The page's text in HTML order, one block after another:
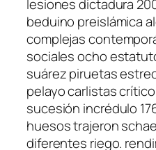
lesiones dictadura
beduino preislámica
complejas
sociales ocho
suárez piruetas
pelayo carlistas
sucesión incrédulo
huesos trajeron
diferentes riego.